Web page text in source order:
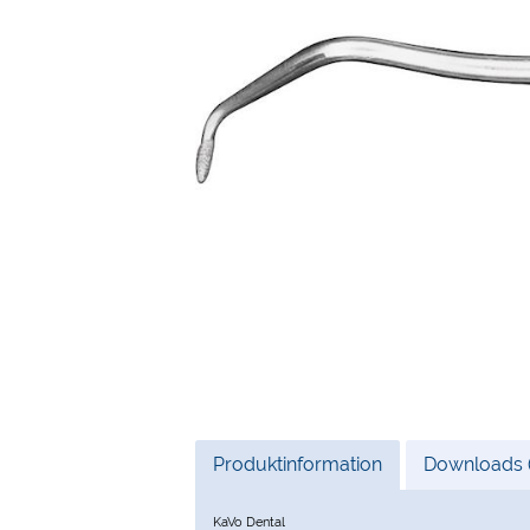
Current
Produktinformation Downloads
KaVo Dental